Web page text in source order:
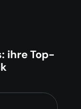
ihre Top-